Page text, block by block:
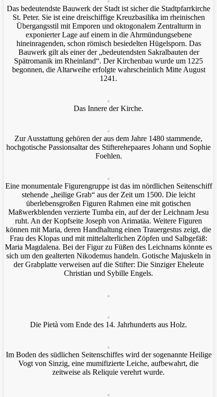
Das bedeutendste Bauwerk der Stadt ist sicher die Stadtpfarrkirche
St. Peter. Sie ist eine dreischiffige Kreuzbasilika im rheinischen
Übergangsstil mit Emporen und oktogonalem Zentralturm in
exponierter Lage auf einem in die Ahrmündungsebene
hineinragenden, schon römisch besiedelten Hügelsporn. Das
Bauwerk gilt als einer der „bedeutendsten Sakralbauten der
Spätromanik im Rheinland“. Der Kirchenbau wurde um 1225
begonnen, die Altarweihe erfolgte wahrscheinlich Mitte August
1241.
Das Innere der Kirche.
Zur Ausstattung gehören der aus dem Jahre 1480 stammende,
hochgotische Passionsaltar des Stifterehepaares Johann und Sophie
Foehlen.
Eine monumentale Figurengruppe ist das im nördlichen Seitenschiff
stehende „heilige Grab“ aus der Zeit um 1500. Die leicht
überlebensgroßen Figuren Rahmen eine mit gotischen
Maßwerkblenden verzierte Tumba ein, auf der der Leichnam Jesu
ruht. An der Kopfseite Joseph von Arimatäa. Weitere Figuren
können mit Maria, deren Handhaltung einen Trauergestus zeigt, die
Frau des Klopas und mit mittelalterlichen Zöpfen und Salbgefäß:
Maria Magdalena. Bei der Figur zu Füßen des Leichnams könnte es
sich um den gealterten Nikodemus handeln. Gotische Majuskeln in
der Grabplatte verweisen auf die Stifter: Die Sinziger Eheleute
Christian und Sybille Engels.
Die Pietà vom Ende des 14. Jahrhunderts aus Holz.
Im Boden des südlichen Seitenschiffes wird der sogenannte Heilige
Vogt von Sinzig, eine mumifizierte Leiche, aufbewahrt, die
zeitweise als Reliquie verehrt wurde.